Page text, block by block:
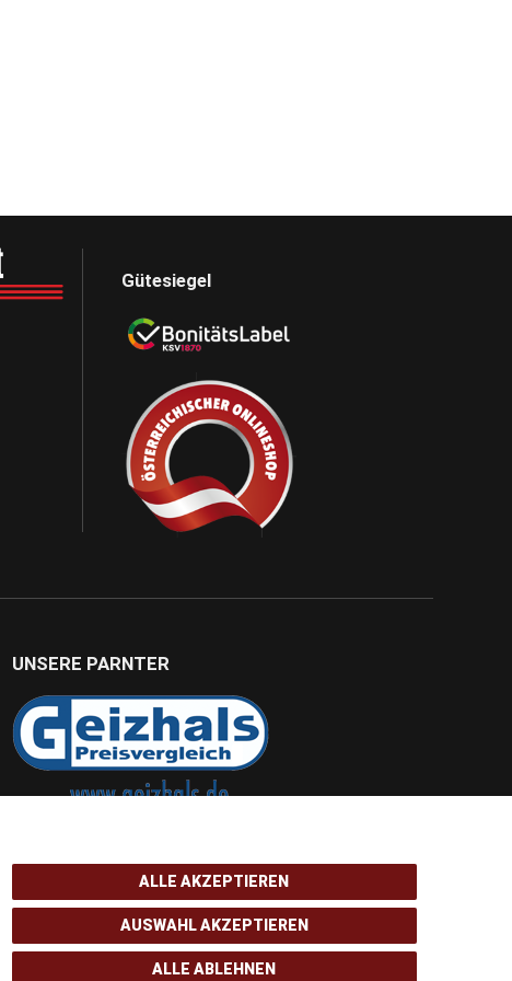
Gütesiegel
UNSERE PARNTER
ALLE AKZEPTIEREN
AUSWAHL AKZEPTIEREN
ALLE ABLEHNEN